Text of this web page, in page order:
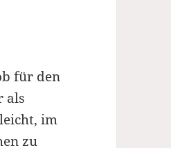
für den
als
im
zu